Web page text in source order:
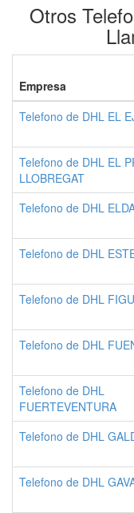
Otros
Empresa
Telefono de DHL EL
Telefono de DHL EL
LLOBREGAT
Telefono de DHL
Telefono de DHL
Telefono de DHL
Telefono de DHL
Telefono de DHL
FUERTEVENTURA
Telefono de DHL
Telefono de DHL